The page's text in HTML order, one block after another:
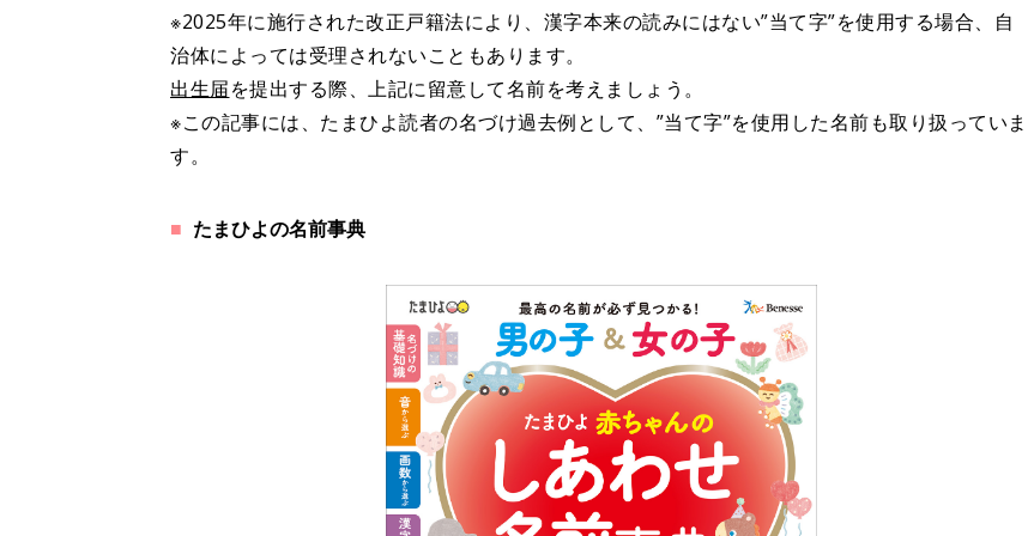
※2025年に施行された改正戸籍法により、漢字本来の読みにはない”当て字”を使用する場合、自
治体によっては受理されないこともあります。
出生届を提出する際、上記に留意して名前を考えましょう。
※この記事には、たまひよ読者の名づけ過去例として、”当て字”を使用した名前も取り扱っていま
す。
たまひよの名前事典